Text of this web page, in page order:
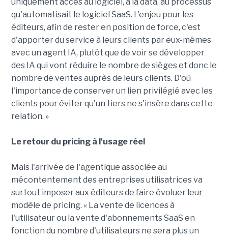
qu'automatisait le logiciel SaaS. L'enjeu pour les
éditeurs, afin de rester en position de force, c'est
d'apporter du service à leurs clients par eux-mêmes
avec un agent IA, plutôt que de voir se développer
des IA qui vont réduire le nombre de sièges et donc le
nombre de ventes auprès de leurs clients. D'où
l'importance de conserver un lien privilégié avec les
clients pour éviter qu'un tiers ne s'insère dans cette
relation. »
Le retour du pricing à l'usage réel
Mais l'arrivée de l'agentique associée au
mécontentement des entreprises utilisatrices va
surtout imposer aux éditeurs de faire évoluer leur
modèle de pricing. « La vente de licences à
l'utilisateur ou la vente d'abonnements SaaS en
fonction du nombre d'utilisateurs ne sera plus un